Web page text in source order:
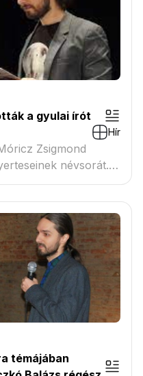
a gyulai írót
Hír
Zsigmond
névsorát.
a legjobb 14 közé.
arról a
természetről és
témájában